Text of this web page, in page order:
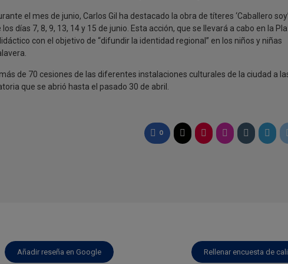
el mes de junio, Carlos Gil ha destacado la obra de títeres ‘Caballero
días 7, 8, 9, 13, 14 y 15 de junio. Esta acción, que se llevará a cabo en la
con el objetivo de “difundir la identidad regional” en los niños y niñas
de 70 cesiones de las diferentes instalaciones culturales de la ciudad a
que se abrió hasta el pasado 30 de abril.
0
Añadir reseña en Google Rellenar encuesta de